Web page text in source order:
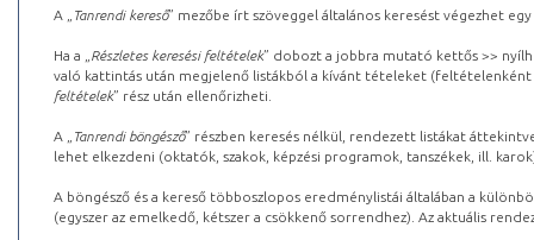
A „ Tanrendi kereső” mezőbe írt szöveggel általános keresést végezhet
Ha a „ Részletes keresési feltételek” dobozt a jobbra mutató kettős >>
való kattintás után megjelenő listákból a kívánt tételeket (feltételenként
feltételek” rész után ellenőrizheti.
A „ Tanrendi böngésző” részben keresés nélkül, rendezett listákat
lehet elkezdeni (oktatók, szakok, képzési programok, tanszékek, ill.
A böngésző és a kereső többoszlopos eredménylistái általában a
(egyszer az emelkedő, kétszer a csökkenő sorrendhez). Az aktuális